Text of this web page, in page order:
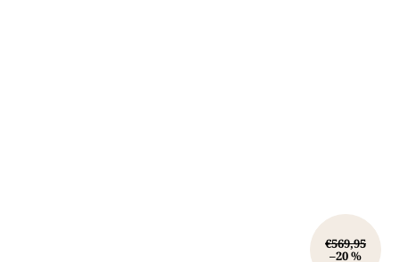
€569,95
–20 %